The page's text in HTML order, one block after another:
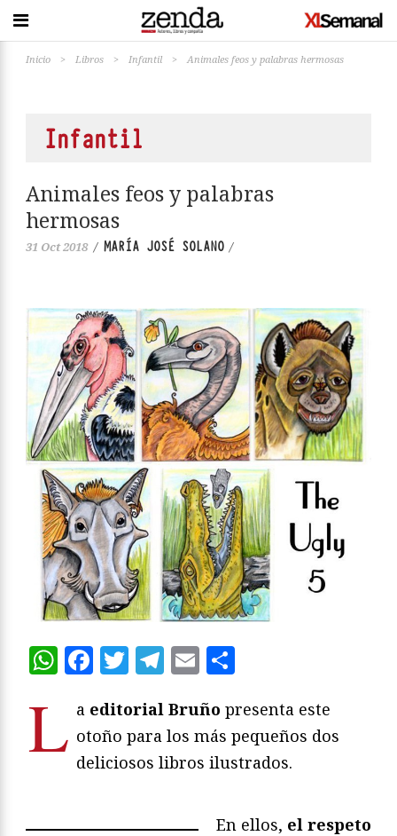
Inicio > Libros > Infantil > Animales feos y palabras hermosas
Infantil
Animales feos y palabras
hermosas
31 Oct 2018 / MARÍA JOSÉ SOLANO /
WhatsApp
Facebook
Twitter
Telegram
Email
L a editorial Bruño presenta este
otoño para los más pequeños dos
deliciosos libros ilustrados.
En ellos, el respeto